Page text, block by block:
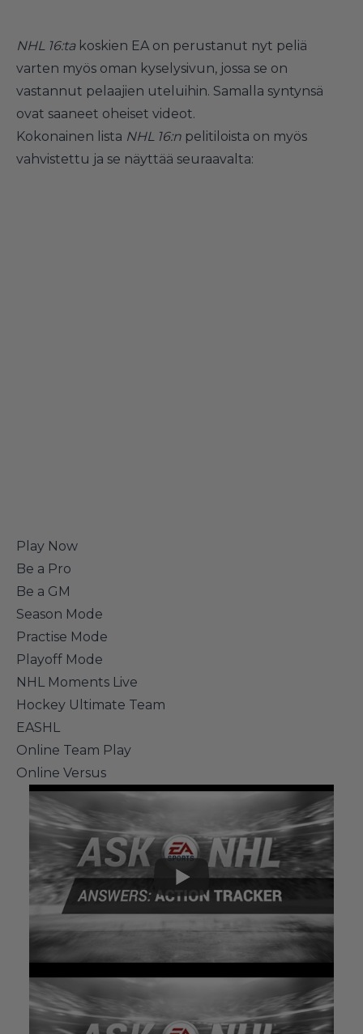
NHL 16:takoskien EA on perustanut nyt peliä
varten myös oman kyselysivun, jossa se on
vastannut pelaajien uteluihin. Samalla syntynsä
ovat saaneet oheiset videot.
Kokonainen lista NHL 16:n pelitiloista on myös
vahvistettu ja se näyttää seuraavalta:
Play Now
Be a Pro
Be a GM
Season Mode
Practise Mode
Playoff Mode
NHL Moments Live
Hockey Ultimate Team
EASHL
Online Team Play
Online Versus